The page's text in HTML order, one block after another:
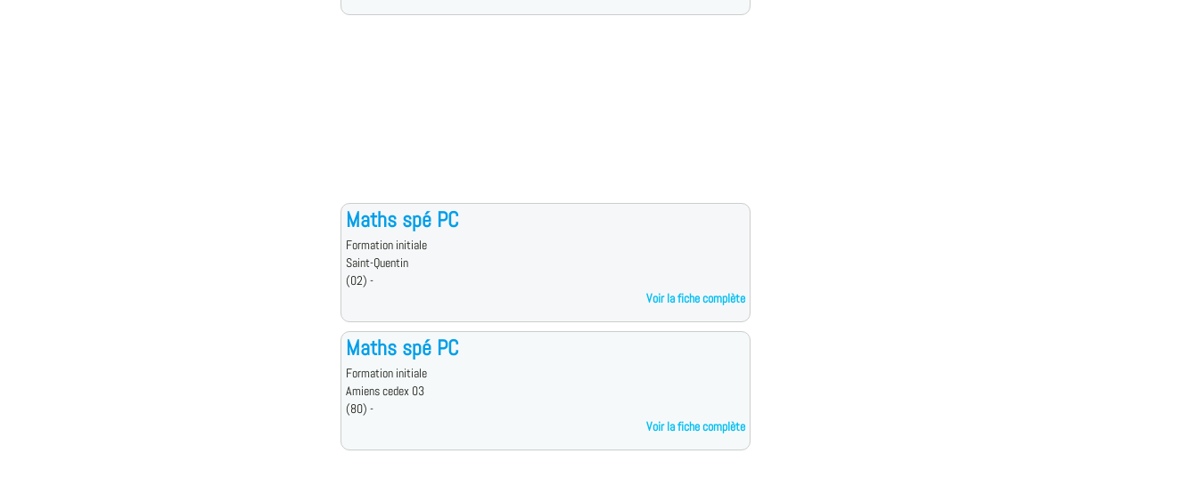
Maths spé PC
Formation initiale
Saint-Quentin
(02) -
Voir la fiche complète
Maths spé PC
Formation initiale
Amiens cedex 03
(80) -
Voir la fiche complète